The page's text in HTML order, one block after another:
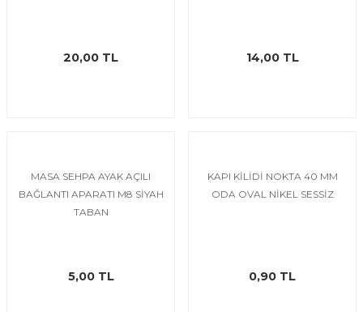
20,00 TL 14,00 TL
MASA SEHPA AYAK AÇILI
BAĞLANTI APARATI M8 SİYAH
TABAN
5,00 TL
KAPI KİLİDİ NOKTA 40 MM
ODA OVAL NİKEL SESSİZ
0,90 TL